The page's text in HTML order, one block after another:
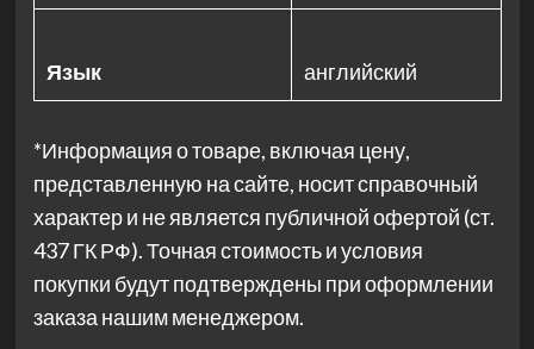
Язык английский
*Информация о товаре, включая цену,
представленную на сайте, носит справочный
характер и не является публичной офертой (ст.
437 ГК РФ). Точная стоимость и условия
покупки будут подтверждены при оформлении
заказа нашим менеджером.